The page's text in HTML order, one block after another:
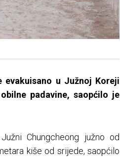
evakuisano u Južnoj Koreji
padavine, saopćilo je
Chungcheong južno od
kiše od srijede, saopćilo